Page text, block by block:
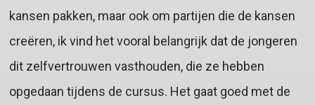
kansen pakken, maar ook om partijen die de kansen
creëren, ik vind het vooral belangrijk dat de jongeren
dit zelfvertrouwen vasthouden, die ze hebben
opgedaan tijdens de cursus. Het gaat goed met de